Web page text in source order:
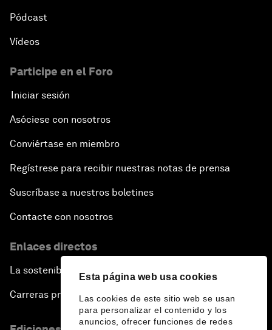
Esta página web usa cookies
Las cookies de este sitio web se usan
para personalizar el contenido y los
anuncios, ofrecer funciones de redes
Pódcast
Vídeos
Participe en el Foro
Iniciar sesión
Asóciese con nosotros
Conviértase en miembro
Regístrese para recibir nuestras notas de prensa
Suscríbase a nuestros boletines
Contacte con nosotros
Enlaces directos
La sostenibilidad en el Foro
Carreras profesionales